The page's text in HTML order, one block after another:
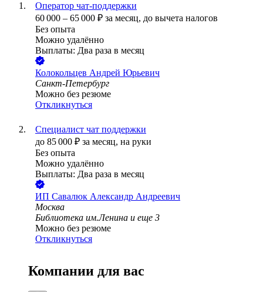
Оператор чат-поддержки
60 000 – 65 000 ₽ за месяц, до вычета налогов
Без опыта
Можно удалённо
Выплаты: Два раза в месяц
Колокольцев Андрей Юрьевич
Санкт-Петербург
Можно без резюме
Откликнуться
Специалист чат поддержки
до 85 000 ₽ за месяц, на руки
Без опыта
Можно удалённо
Выплаты: Два раза в месяц
ИП Савалюк Александр Андреевич
Москва
Библиотека им.Ленина и еще 3
Можно без резюме
Откликнуться
Компании для вас